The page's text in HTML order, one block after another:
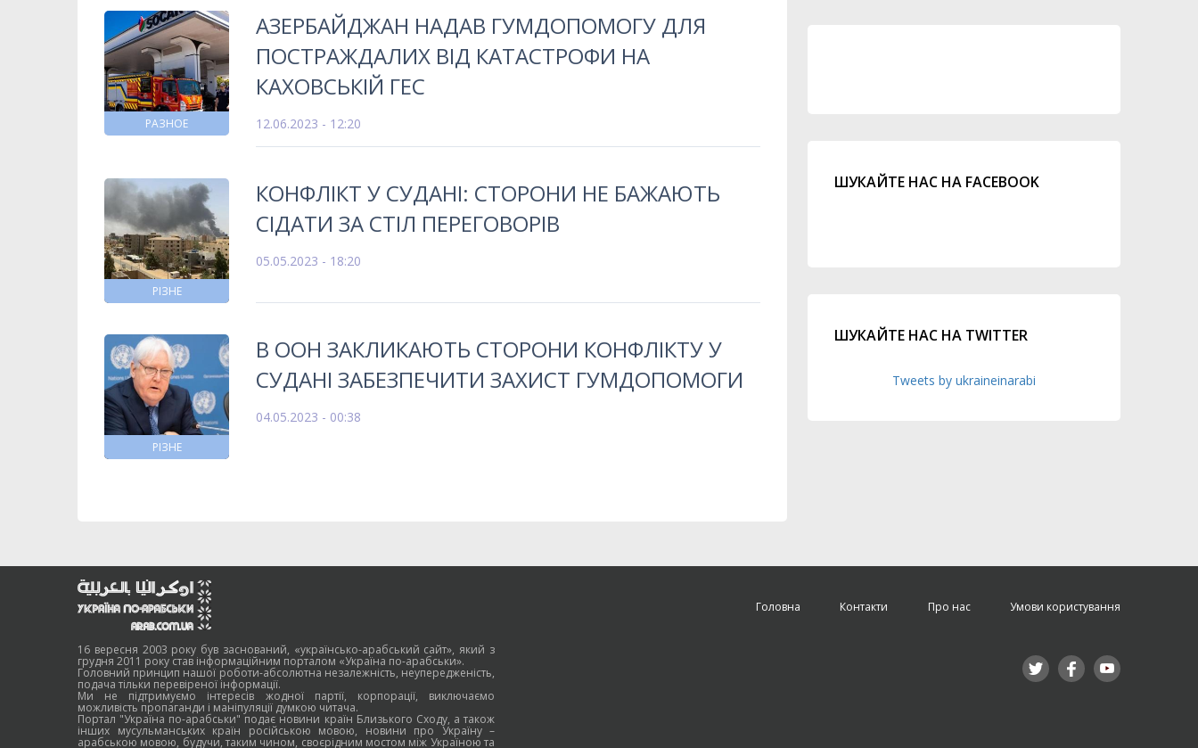
РАЗНОЕ
АЗЕРБАЙДЖАН НАДАВ ГУМДОПОМОГУ ДЛЯ
ПОСТРАЖДАЛИХ ВІД КАТАСТРОФИ НА
КАХОВСЬКІЙ ГЕС
12.06.2023 - 12:20
РІЗНЕ
КОНФЛІКТ У СУДАНІ: СТОРОНИ НЕ БАЖАЮТЬ
СІДАТИ ЗА СТІЛ ПЕРЕГОВОРІВ
05.05.2023 - 18:20
РІЗНЕ
В ООН ЗАКЛИКАЮТЬ СТОРОНИ КОНФЛІКТУ У
СУДАНІ ЗАБЕЗПЕЧИТИ ЗАХИСТ ГУМДОПОМОГИ
04.05.2023 - 00:38
ШУКАЙТЕ НАС НА FACEBOOK
ШУКАЙТЕ НАС НА TWITTER
Tweets by ukraineinarabi
16 вересня 2003 року був заснований, «українсько-арабський сайт», який з
грудня 2011 року став інформаційним порталом «Україна по-арабськи».
Головний принцип нашої роботи-абсолютна незалежність, неупередженість,
подача тільки перевіреної інформації.
Ми не підтримуємо інтересів жодної партії, корпорації, виключаємо
можливість пропаганди і маніпуляції думкою читача.
Портал "Україна по-арабськи" подає новини країн Близького Сходу, а також
інших мусульманських країн російською мовою, новини про Україну –
арабською мовою, будучи, таким чином, своєрідним мостом між Україною та
Головна Контакти Про нас Умови користування